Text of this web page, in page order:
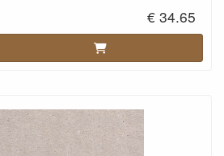
€ 34.65